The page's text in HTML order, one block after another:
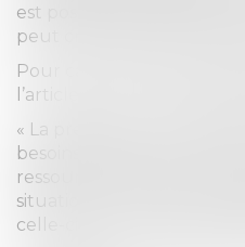
est possible la disparité
peut créer dans les
Pour calculer cette
l’article 271 du Code civil
« La prestation
besoins de l'époux à qui
ressources de l'autre en
situation au moment du
celle-ci dans un avenir